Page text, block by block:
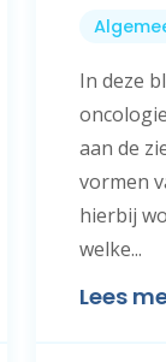
In deze
aan de
vormen
hierbij
welke...
Lees